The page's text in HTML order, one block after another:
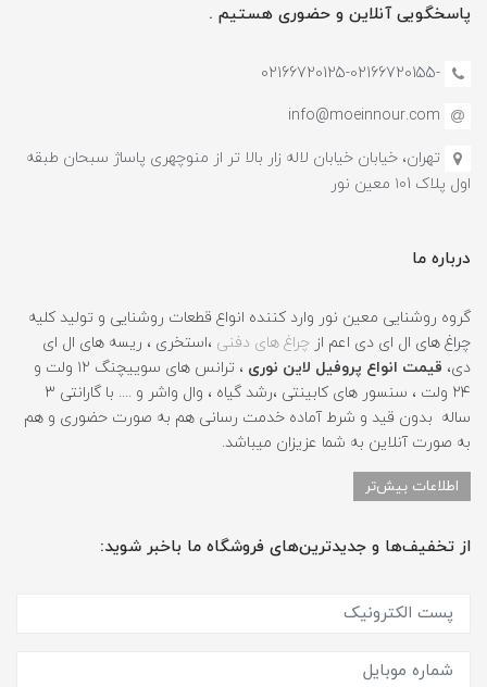
پاسخگویی آنلاین و حضوری هستیم .
-02166720125-02166720155
info@moeinnour.com
تهران، خیابان خیابان لاله زار بالا تر از منوچهری پاساژ سبحان طبقه
اول پلاک ۱۰1 معین نور
درباره ما
گروه روشنایی معین نور وارد کننده انواع قطعات روشنایی و تولید کلیه
چراغ های ال ای دی اعم از چراغ های دفنی ،استخری ، ریسه های ال ای
دی، قیمت انواع پروفیل لاین نوری
، ترانس های سوییچنگ ۱۲ ولت و
۲۴ ولت ، سنسور های کابینتی ،رشد گیاه ، وال واشر و .... با گارانتی ۳
ساله بدون قید و شرط آماده خدمت رسانی هم به صورت حضوری و هم
به صورت آنلاین به شما عزیزان میباشد.
اطلاعات بیش‌تر
از تخفیف‌ها و جدیدترین‌های فروشگاه ما باخبر شوید: